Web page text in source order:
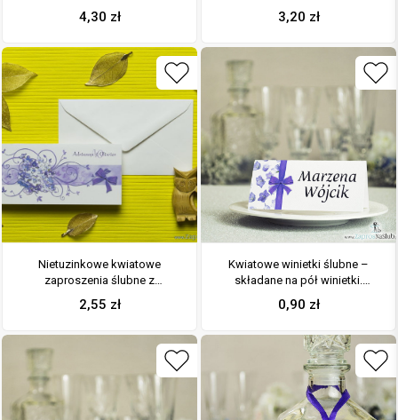
kwiatami oraz ciemnofioletową
wstążką
4,30 zł
przewiązane wstążką
satynowaną w kolorze
3,20 zł
Nietuzinkowe kwiatowe
zaproszenia ślubne z
fioletowymi kwiatami polnymi i
motywem ozdobnym. ZAP-94-
2,55 zł
Kwiatowe winietki ślubne –
składane na pół winietki.
Fioletowe kwiaty polne z
malowaną, pionową wstążką
0,90 zł